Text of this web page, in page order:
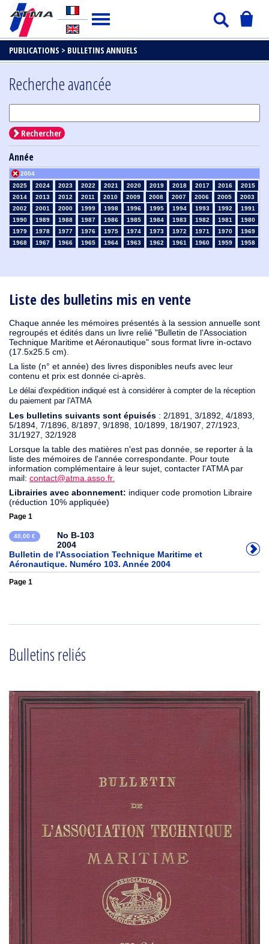
PUBLICATIONS > BULLETINS ANNUELS
Liste des bulletins mis en vente
Chaque année les mémoires présentés à la session annuelle sont
regroupés et édités dans un livre relié "Bulletin de l'Association
Technique Maritime et Aéronautique" sous format livre in-octavo
(17.5x25.5 cm).
La liste (n° et année) des livres disponibles neufs avec leur
contenu et prix est donnée ci-après.
Le délai d'expédition indiqué est à considérer à compter de la réception
du paiement par l'ATMA
Les bulletins suivants sont épuisés : 2/1891, 3/1892, 4/1893,
5/1894, 7/1896, 8/1897, 9/1898, 10/1899, 18/1907, 27/1923,
31/1927, 32/1928
Lorsque la table des matières n'est pas donnée, se reporter à la
liste des mémoires de l'année correspondante. Pour toute
information complémentaire à leur sujet, contacter l'ATMA par
mail: contact@atma.asso.fr.
Librairies avec abonnement: indiquer code promotion Libraire
(réduction 10% appliquée)
Page 1
40,00 €
No B-103
2004
Bulletin de l'Association Technique Maritime et
Aéronautique. Numéro 103. Année 2004
Page 1
Recherche avancée
Rechercher
Année
2025 2024 2023 2022 2021 2020 2019 2018 2017 2016
2015
2014
2013 2012 2011 2010 2009 2008 2007 2006 2005
2004
2003
2002
2001 2000 1999 1998 1996 1995 1994 1993 1992
1991
1990
1989 1988 1987 1986 1985 1984 1983 1982 1981
1980
1979
1978 1977 1976 1975 1974 1973 1972 1971 1970
1969
1968
1967 1966 1965 1964 1963 1962 1961 1960 1959
1958
1930
1929 1926 1925 1924 1915 1914 1913 1912 1911
1910
Bulletins reliés